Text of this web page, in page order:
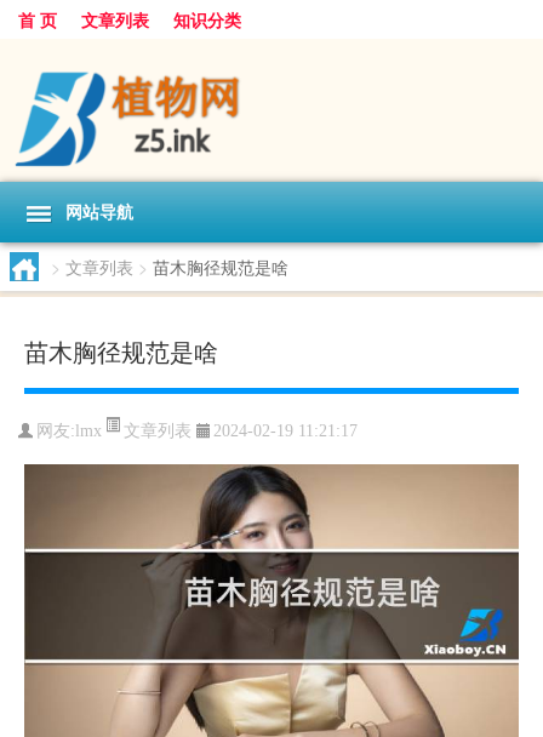
首 页 文章列表 知识分类
网站导航
> 文章列表 > 苗木胸径规范是啥
苗木胸径规范是啥
网友:lmx 文章列表 2024-02-19 11:21:17